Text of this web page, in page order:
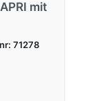
mit
71278